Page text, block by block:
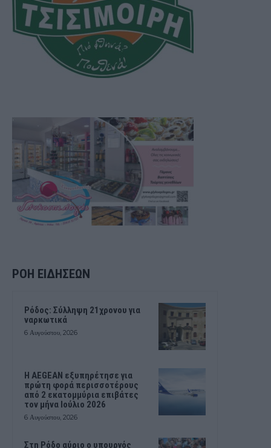
ΡΟΗ ΕΙΔΗΣΕΩΝ
Ρόδος: Σύλληψη 21χρονου για
ναρκωτικά
6 Αυγούστου, 2026
Η AEGEAN εξυπηρέτησε για
πρώτη φορά περισσοτέρους
από 2 εκατομμύρια επιβάτες
τον μήνα Ιούλιο 2026
6 Αυγούστου, 2026
Στη Ρόδο αύριο ο υπουργός